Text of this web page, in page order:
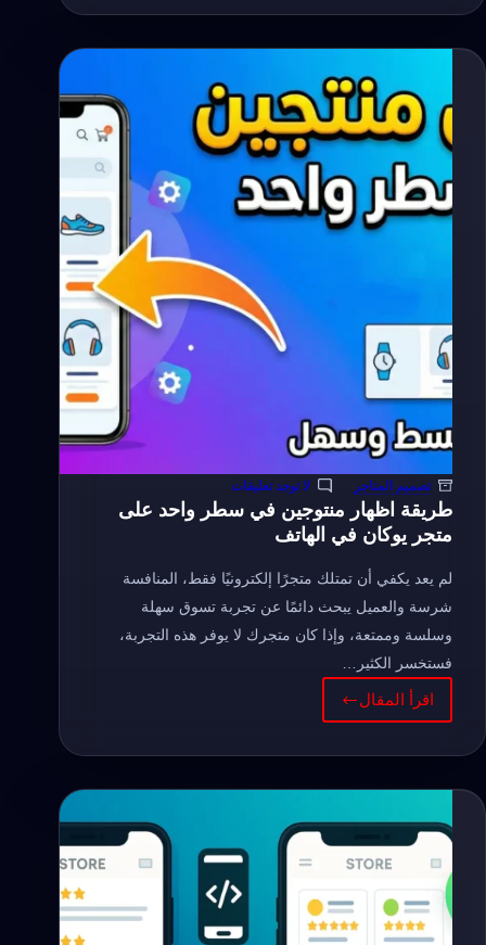
الى
متجر
–
Youcan
تصميم المتاجر لا توجد تعليقات
طريقة اظهار منتوجين في سطر واحد على
متجر يوكان في الهاتف
لم يعد يكفي أن تمتلك متجرًا إلكترونيًا فقط، المنافسة
شرسة والعميل يبحث دائمًا عن تجربة تسوق سهلة
وسلسة وممتعة، وإذا كان متجرك لا يوفر هذه التجربة،
فستخسر الكثير…
اقرأ المقال
طريقة
واحد
على
متجر